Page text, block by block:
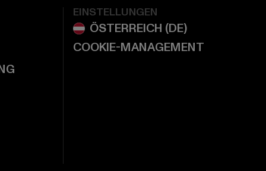
EINSTELLUNGEN
COOKIE-MANAGEMENT